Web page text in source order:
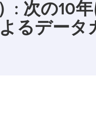
: 次の10
るデー